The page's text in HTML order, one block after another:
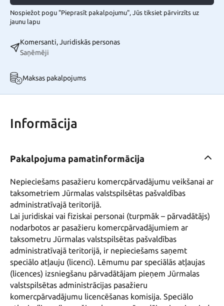
Nospiežot pogu "Pieprasīt pakalpojumu", Jūs tiksiet pārvirzīts uz
jaunu lapu
Komersanti, Juridiskās personas
Saņēmēji
Maksas pakalpojums
Informācija
Pakalpojuma pamatinformācija
Nepieciešams pasažieru komercpārvadājumu veikšanai ar
taksometriem Jūrmalas valstspilsētas pašvaldības
administratīvajā teritorijā.
Lai juridiskai vai fiziskai personai (turpmāk – pārvadātājs)
nodarbotos ar pasažieru komercpārvadājumiem ar
taksometru Jūrmalas valstspilsētas pašvaldības
administratīvajā teritorijā, ir nepieciešams saņemt
speciālo atļauju (licenci). Lēmumu par speciālās atļaujas
(licences) izsniegšanu pārvadātājam pieņem Jūrmalas
valstspilsētas administrācijas pasažieru
komercpārvadājumu licencēšanas komisija. Speciālo